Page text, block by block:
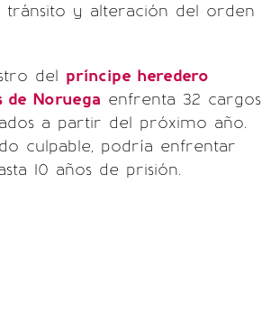
tránsito y alteración del orden
del príncipe heredero
de Noruega enfrenta 32 cargos
a partir del próximo año.
culpable, podría enfrentar
10 años de prisión.